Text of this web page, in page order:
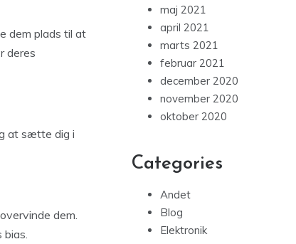
dem plads til at
deres
at sætte dig i
dem.
bias.
maj 2021
april 2021
marts 2021
februar 2021
december 2020
november 2020
oktober 2020
Categories
Andet
Blog
Elektronik